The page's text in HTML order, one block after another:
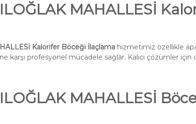
MAHALLESİ
Kalorifer Böceği İlaçlama hizmetimiz özellikle
karşı profesyonel mücadele sağlar. Kalıcı çözümler için
MAHALLESİ